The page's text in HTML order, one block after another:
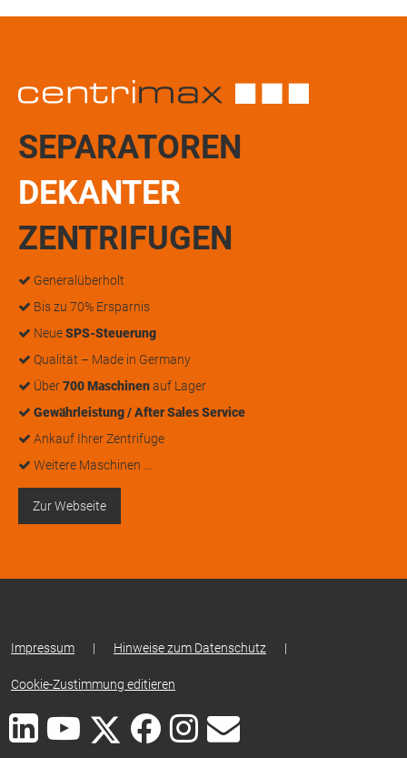
SEPARATOREN
DEKANTER
ZENTRIFUGEN
Generalüberholt
Bis zu 70% Ersparnis
NeueSPS-Steuerung
Qualität – Made in Germany
Über700 Maschinenauf Lager
Gewährleistung / After Sales Service
Ankauf Ihrer Zentrifuge
Weitere Maschinen …
Zur Webseite
Impressum | Hinweise zum Datenschutz |
Cookie-Zustimmung editieren